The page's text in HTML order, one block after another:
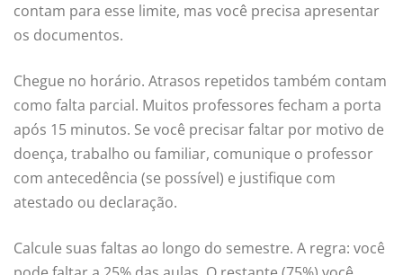
contam para esse limite, mas você precisa apresentar
os documentos.
Chegue no horário. Atrasos repetidos também contam
como falta parcial. Muitos professores fecham a porta
após 15 minutos. Se você precisar faltar por motivo de
doença, trabalho ou familiar, comunique o professor
com antecedência (se possível) e justifique com
atestado ou declaração.
Calcule suas faltas ao longo do semestre. A regra: você